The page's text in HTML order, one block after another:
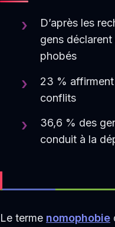
D’après les
gens
phobés
23 %
conflits
36,6 % des
conduit à la
Le terme nomophobie